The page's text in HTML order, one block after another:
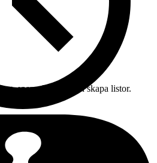
spara drycker och skapa listor.